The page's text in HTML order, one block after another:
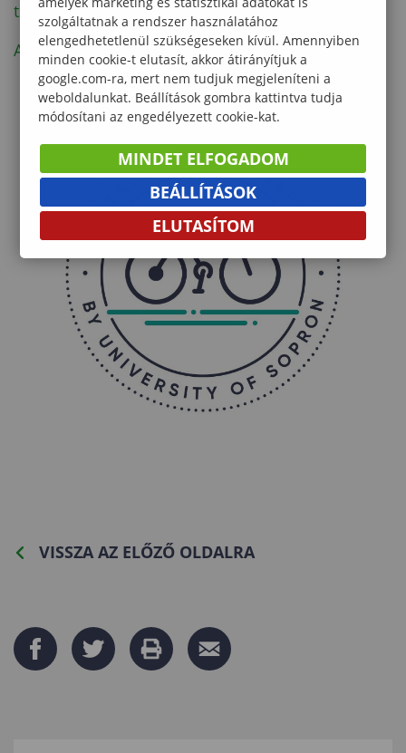
területén
Akadálymentesítés a Soproni Egyetemen
VISSZA AZ ELŐZŐ OLDALRA
szolgáltatnak a rendszer használatához
elengedhetetlenül szükségeseken kívül. Amennyiben
minden cookie-t elutasít, akkor átirányítjuk a
google.com-ra, mert nem tudjuk megjeleníteni a
weboldalunkat. Beállítások gombra kattintva tudja
módosítani az engedélyezett cookie-kat.
MINDET ELFOGADOM
BEÁLLÍTÁSOK
ELUTASÍTOM